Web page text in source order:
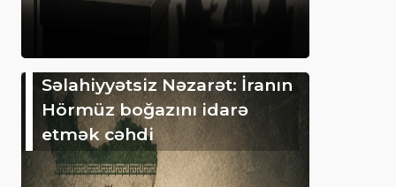
Səlahiyyətsiz Nəzarət: İranın
Hörmüz boğazını idarə
etmək cəhdi